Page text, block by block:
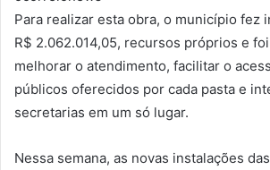
Para realizar esta obra, o município fez
R$ 2.062.014,05, recursos próprios e
melhorar o atendimento, facilitar o
públicos oferecidos por cada pasta e
secretarias em um só lugar.
Nessa semana, as novas instalações